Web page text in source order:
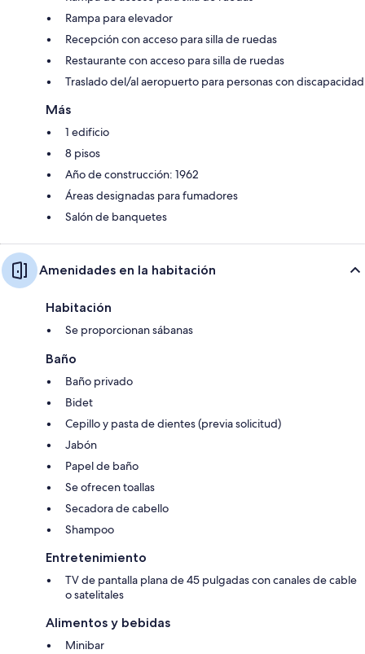
Rampa para elevador
Recepción con acceso para silla de ruedas
Restaurante con acceso para silla de ruedas
Traslado del/al aeropuerto para personas con discapacidad
Más
1 edificio
8 pisos
Año de construcción: 1962
Áreas designadas para fumadores
Salón de banquetes
Amenidades en la habitación
Habitación
Se proporcionan sábanas
Baño
Baño privado
Bidet
Cepillo y pasta de dientes (previa solicitud)
Jabón
Papel de baño
Se ofrecen toallas
Secadora de cabello
Shampoo
Entretenimiento
TV de pantalla plana de 45 pulgadas con canales de cable
o satelitales
Alimentos y bebidas
Minibar